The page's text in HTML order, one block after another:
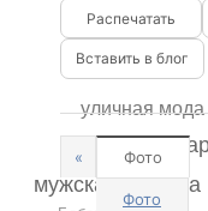
мужская одежда
уличная мода
Вставить в блог
« Фото
Фото